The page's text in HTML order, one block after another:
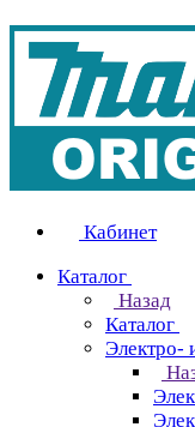
Кабинет
Каталог
Назад
Каталог
Электро-